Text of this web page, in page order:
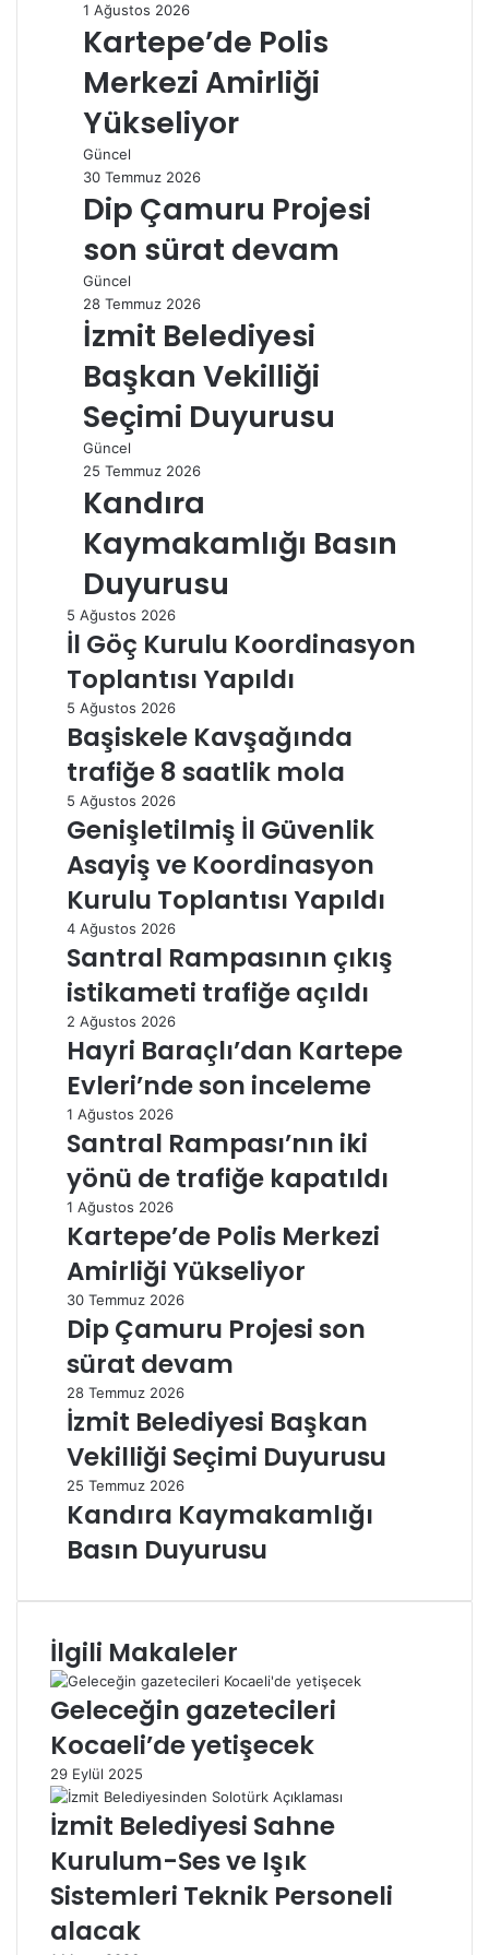
1 Ağustos 2026
Kartepe’de Polis
Merkezi Amirliği
Yükseliyor
Güncel
30 Temmuz 2026
Dip Çamuru Projesi
son sürat devam
Güncel
28 Temmuz 2026
İzmit Belediyesi
Başkan Vekilliği
Seçimi Duyurusu
Güncel
25 Temmuz 2026
Kandıra
Kaymakamlığı Basın
Duyurusu
5 Ağustos 2026
İl Göç Kurulu Koordinasyon
Toplantısı Yapıldı
5 Ağustos 2026
Başiskele Kavşağında
trafiğe 8 saatlik mola
5 Ağustos 2026
Genişletilmiş İl Güvenlik
Asayiş ve Koordinasyon
Kurulu Toplantısı Yapıldı
4 Ağustos 2026
Santral Rampasının çıkış
istikameti trafiğe açıldı
2 Ağustos 2026
Hayri Baraçlı’dan Kartepe
Evleri’nde son inceleme
1 Ağustos 2026
Santral Rampası’nın iki
yönü de trafiğe kapatıldı
1 Ağustos 2026
Kartepe’de Polis Merkezi
Amirliği Yükseliyor
30 Temmuz 2026
Dip Çamuru Projesi son
sürat devam
28 Temmuz 2026
İzmit Belediyesi Başkan
Vekilliği Seçimi Duyurusu
25 Temmuz 2026
Kandıra Kaymakamlığı
Basın Duyurusu
İlgili Makaleler
Geleceğin gazetecileri
Kocaeli’de yetişecek
29 Eylül 2025
İzmit Belediyesi Sahne
Kurulum-Ses ve Işık
Sistemleri Teknik Personeli
alacak